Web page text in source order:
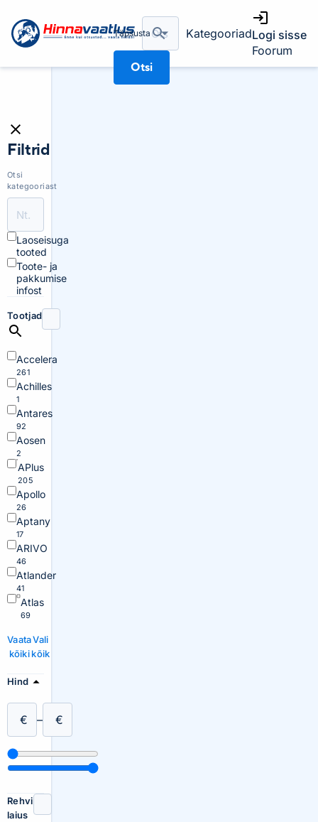
Täpsusta
Otsi
KategooriadLogi sisse
Foorum
Filtrid
Otsi
kategooriast
Laoseisuga
tooted
Toote- ja
pakkumise
infost
Tootjad
Accelera
261
Achilles
1
Antares
92
Aosen
2
APlus
205
Apollo
26
Aptany
17
ARIVO
46
Atlander
41
Atlas
69
Vaata
kõiki
Vali
kõik
Hind
€ – €
Rehvi
laius